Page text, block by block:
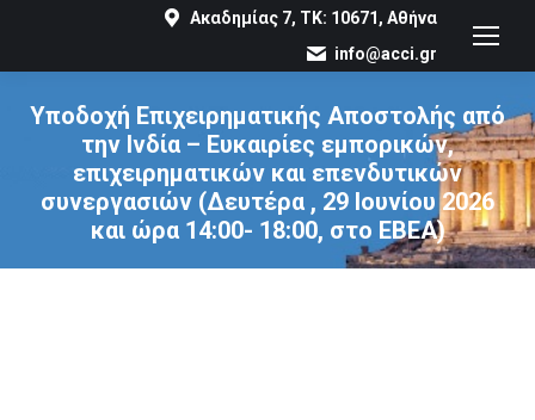
Ακαδημίας 7, ΤΚ: 10671, Αθήνα
info@acci.gr
Υποδοχή Επιχειρηματικής Αποστολής από
την Ινδία – Ευκαιρίες εμπορικών,
επιχειρηματικών και επενδυτικών
συνεργασιών (Δευτέρα , 29 Ιουνίου 2026
και ώρα 14:00- 18:00, στο ΕΒΕΑ)
You are here: